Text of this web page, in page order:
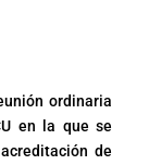
ordinaria
en la que se
de